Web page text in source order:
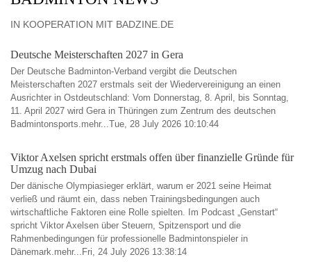
IN KOOPERATION MIT BADZINE.DE
Deutsche Meisterschaften 2027 in Gera
Der Deutsche Badminton-Verband vergibt die Deutschen
Meisterschaften 2027 erstmals seit der Wiedervereinigung an einen
Ausrichter in Ostdeutschland: Vom Donnerstag, 8. April, bis Sonntag,
11. April 2027 wird Gera in Thüringen zum Zentrum des deutschen
Badmintonsports.mehr...Tue, 28 July 2026 10:10:44
Viktor Axelsen spricht erstmals offen über finanzielle Gründe für
Umzug nach Dubai
Der dänische Olympiasieger erklärt, warum er 2021 seine Heimat
verließ und räumt ein, dass neben Trainingsbedingungen auch
wirtschaftliche Faktoren eine Rolle spielten. Im Podcast „Genstart“
spricht Viktor Axelsen über Steuern, Spitzensport und die
Rahmenbedingungen für professionelle Badmintonspieler in
Dänemark.mehr...Fri, 24 July 2026 13:38:14